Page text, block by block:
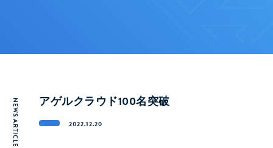
NEWS ARTICLE アゲルクラウド100名突破
2022.12.20